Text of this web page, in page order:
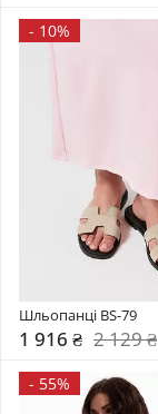
- 10%
Шльопанці BS-79
1 916 ₴ 2 129 ₴
- 55%